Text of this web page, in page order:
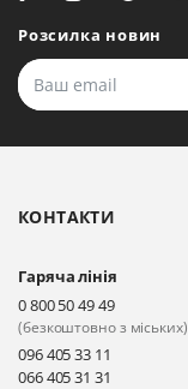
Розсилка новин
КОНТАКТИ
Гаряча лінія
0 800 50 49 49
(безкоштовно з міських)
096 405 33 11
066 405 31 31